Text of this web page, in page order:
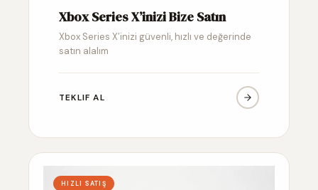
Xbox Series X’inizi Bize Satın
Xbox Series X’inizi güvenli, hızlı ve değerinde
satın alalım
TEKLIF AL
HIZLI SATIŞ